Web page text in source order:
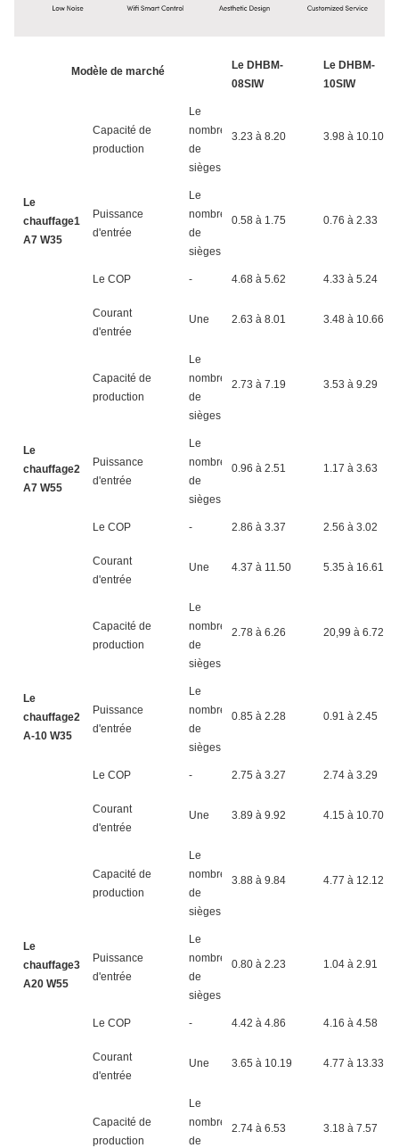
Modèle de marché
Le DHBM-
08SIW
Le DHBM-
10SIW
Le
chauffage1
A7 W35
Capacité de
production
Le
nombre
de
sièges
3.23 à 8.20 3.98 à 10.10
Puissance
d'entrée
Le
nombre
de
sièges
0.58 à 1.75 0.76 à 2.33
Le COP - 4.68 à 5.62 4.33 à 5.24
Courant
d'entrée
Une 2.63 à 8.01 3.48 à 10.66
Le
chauffage2
A7 W55
Capacité de
production
Le
nombre
de
sièges
2.73 à 7.19 3.53 à 9.29
Puissance
d'entrée
Le
nombre
de
sièges
0.96 à 2.51 1.17 à 3.63
Le COP - 2.86 à 3.37 2.56 à 3.02
Courant
d'entrée
Une 4.37 à 11.50 5.35 à 16.61
Le
chauffage2
A-10 W35
Capacité de
production
Le
nombre
de
sièges
2.78 à 6.26 20,99 à 6.72
Puissance
d'entrée
Le
nombre
de
sièges
0.85 à 2.28 0.91 à 2.45
Le COP - 2.75 à 3.27 2.74 à 3.29
Courant
d'entrée
Une 3.89 à 9.92 4.15 à 10.70
Le
chauffage3
A20 W55
Capacité de
production
Le
nombre
de
sièges
3.88 à 9.84 4.77 à 12.12
Puissance
d'entrée
Le
nombre
de
sièges
0.80 à 2.23 1.04 à 2.91
Le COP - 4.42 à 4.86 4.16 à 4.58
Courant
d'entrée
Une 3.65 à 10.19 4.77 à 13.33
Capacité de
production
Le
nombre
de
2.74 à 6.53 3.18 à 7.57